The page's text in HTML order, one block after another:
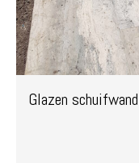
Glazen schuifwand